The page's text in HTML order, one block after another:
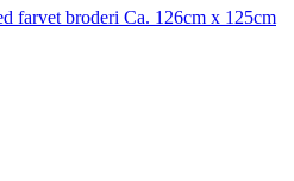
farvet broderi Ca. 126cm x 125cm